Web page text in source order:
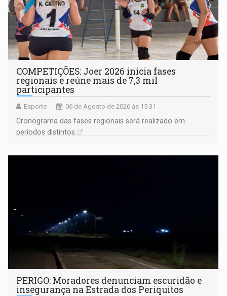
COMPETIÇÕES: Joer 2026 inicia fases
regionais e reúne mais de 7,3 mil
participantes
Esporte 06 de Agosto de 2026 às 15:31
Cronograma das fases regionais será realizado em
períodos distintos
PERIGO: Moradores denunciam escuridão e
insegurança na Estrada dos Periquitos